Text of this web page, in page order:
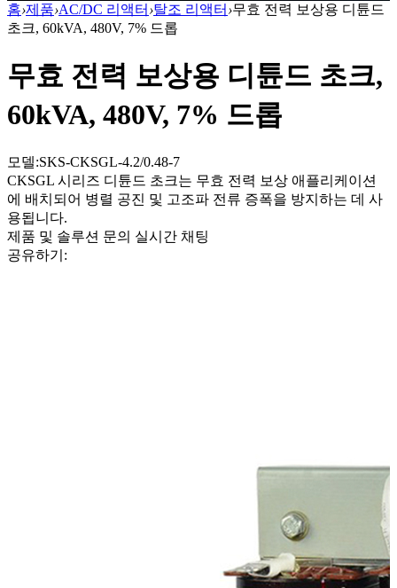
홈›제품›AC/DC 리액터 ›탈조 리액터 ›무효 전력 보상용 디튠드
초크, 60kVA, 480V, 7% 드롭
무효 전력 보상용 디튠드 초크,
60kVA, 480V, 7% 드롭
모델:SKS-CKSGL-4.2/0.48-7
CKSGL 시리즈 디튠드 초크는 무효 전력 보상 애플리케이션
에 배치되어 병렬 공진 및 고조파 전류 증폭을 방지하는 데 사
용됩니다.
제품 및 솔루션 문의 실시간 채팅
공유하기: